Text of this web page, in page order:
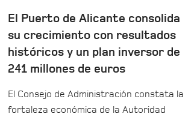
El Puerto de Alicante consolida
su crecimiento con resultados
históricos y un plan inversor de
241 millones de euros
El Consejo de Administración constata la
fortaleza económica de la Autoridad